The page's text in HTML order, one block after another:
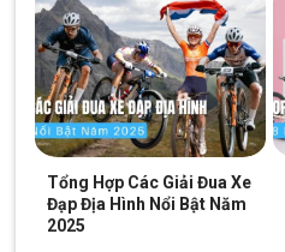
Tổng Hợp Các Giải Đua Xe
Đạp Địa Hình Nổi Bật Năm
2025